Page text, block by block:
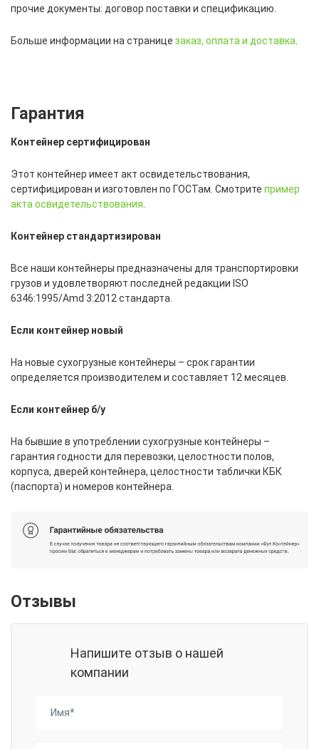
прочие документы: договор поставки и спецификацию.
Больше информации на странице заказ, оплата и доставка
Гарантия
Контейнер сертифицирован
Этот контейнер имеет акт освидетельствования,
сертифицирован и изготовлен по ГОСТам. Смотрите пример
акта освидетельствования
Контейнер стандартизирован
Все наши контейнеры предназначены для транспортировки
грузов и удовлетворяют последней редакции ISO
6346:1995/Amd 3:2012 стандарта.
Если контейнер новый
На новые сухогрузные контейнеры – срок гарантии
определяется производителем и составляет 12 месяцев.
Если контейнер б/у
На бывшие в употреблении сухогрузные контейнеры –
гарантия годности для перевозки, целостности полов,
корпуса, дверей контейнера, целостности таблички КБК
(паспорта) и номеров контейнера.
Отзывы
Напишите отзыв о нашей
компании